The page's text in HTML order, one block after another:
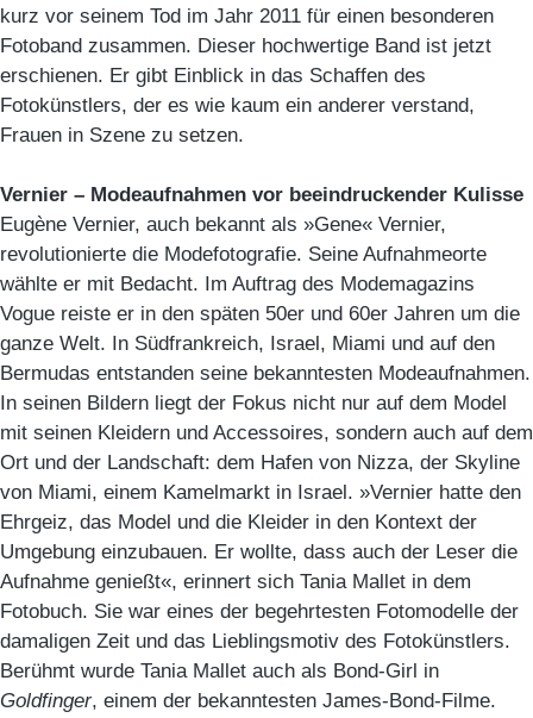
kurz vor seinem Tod im Jahr 2011 für einen besonderen
Fotoband zusammen. Dieser hochwertige Band ist jetzt
erschienen. Er gibt Einblick in das Schaffen des
Fotokünstlers, der es wie kaum ein anderer verstand,
Frauen in Szene zu setzen.
Vernier – Modeaufnahmen vor beeindruckender Kulisse
Eugène Vernier, auch bekannt als »Gene« Vernier,
revolutionierte die Modefotografie. Seine Aufnahmeorte
wählte er mit Bedacht. Im Auftrag des Modemagazins
Vogue reiste er in den späten 50er und 60er Jahren um die
ganze Welt. In Südfrankreich, Israel, Miami und auf den
Bermudas entstanden seine bekanntesten Modeaufnahmen.
In seinen Bildern liegt der Fokus nicht nur auf dem Model
mit seinen Kleidern und Accessoires, sondern auch auf dem
Ort und der Landschaft: dem Hafen von Nizza, der Skyline
von Miami, einem Kamelmarkt in Israel. »Vernier hatte den
Ehrgeiz, das Model und die Kleider in den Kontext der
Umgebung einzubauen. Er wollte, dass auch der Leser die
Aufnahme genießt«, erinnert sich Tania Mallet in dem
Fotobuch. Sie war eines der begehrtesten Fotomodelle der
damaligen Zeit und das Lieblingsmotiv des Fotokünstlers.
Berühmt wurde Tania Mallet auch als Bond-Girl in
Goldfinger, einem der bekanntesten James-Bond-Filme.